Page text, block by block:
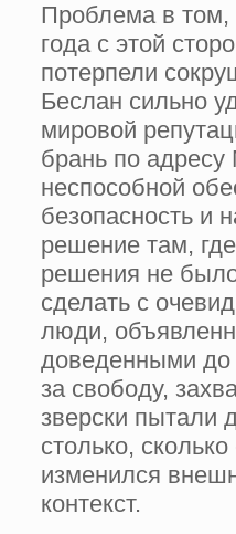
Проблема в том,
года с этой
потерпели
Беслан сильно
мировой
брань по
неспособной
безопасность и
решение там,
решения не
сделать с
люди,
доведенными до
за свободу,
зверски пытали
столько,
изменился
контекст.